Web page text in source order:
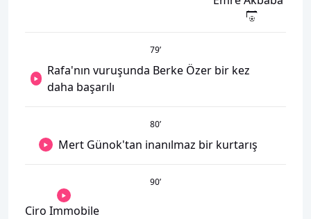
79’
Rafa'nın vuruşunda Berke Özer bir kez
daha başarılı
80’
Mert Günok'tan inanılmaz bir kurtarış
90’
Ciro Immobile